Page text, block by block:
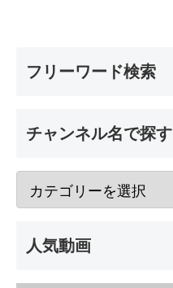
フリーワード検索
チャンネル名で探す
人気動画